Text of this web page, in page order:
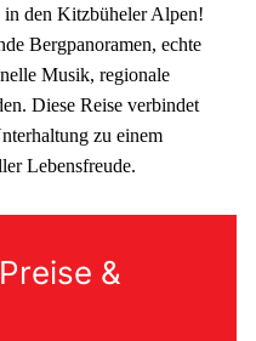
in den Kitzbüheler Alpen!
Bergpanoramen, echte
Musik, regionale
Diese Reise verbindet
zu einem
Lebensfreude.
&